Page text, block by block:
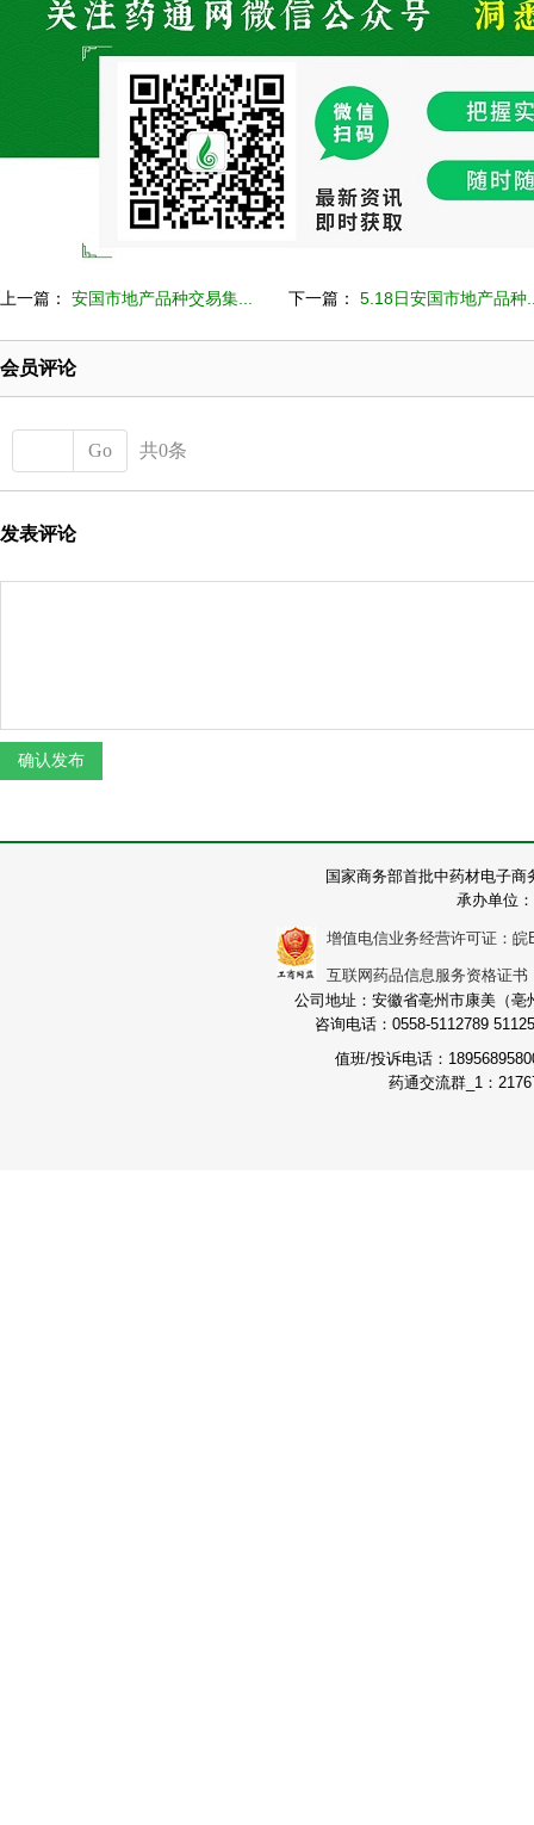
上一篇： 安国市地产品种交易集... 下一篇： 5.18日安国市地产品种
会员评论
Go 共0条
发表评论
国家商务部首批中药材电子
承办单位
增值电信业务经营许可证：皖
互联网药品信息服务资格证
公司地址：安徽省亳州市康美（
咨询电话：0558-5112789
值班/投诉电话：
药通交流群_1：